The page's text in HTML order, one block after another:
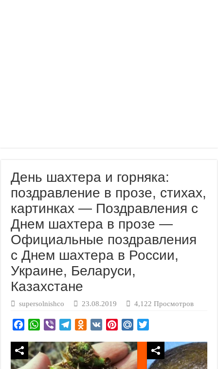
День шахтера и горняка:
поздравление в прозе, стихах,
картинках — Поздравления с
Днем шахтера в прозе —
Официальные поздравления
с Днем шахтера в России,
Украине, Беларуси,
Казахстане
supersolnishco 23.08.2019 4,122 Просмотров
e
W
a
t
V
b
e
l
e
O
n
o
V
n
t
M
i
l
t